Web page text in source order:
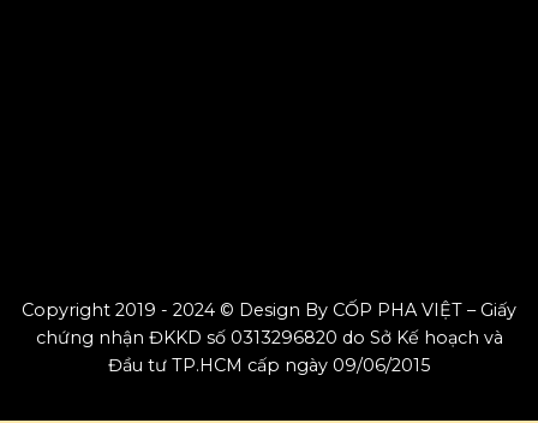
Copyright 2019 - 2024 © Design By CỐP PHA VIỆT – Giấy
chứng nhận ĐKKD số 0313296820 do Sở Kế hoạch và
Đầu tư TP.HCM cấp ngày 09/06/2015